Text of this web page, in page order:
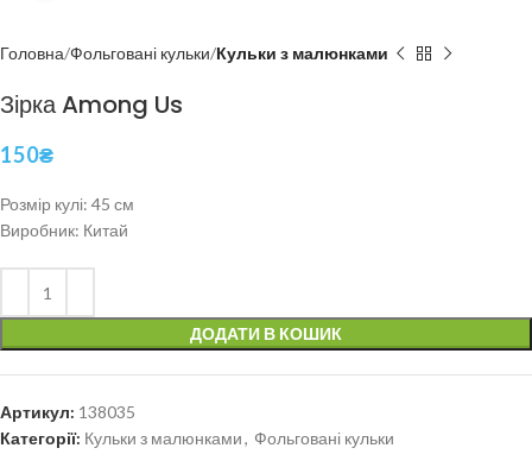
Головна Фольговані кульки Кульки з малюнками
Зірка Among Us
150₴
Розмір кулі: 45 см
Виробник: Китай
ДОДАТИ В КОШИК
Артикул: 138035
Категорії: Кульки з малюнками, Фольговані кульки